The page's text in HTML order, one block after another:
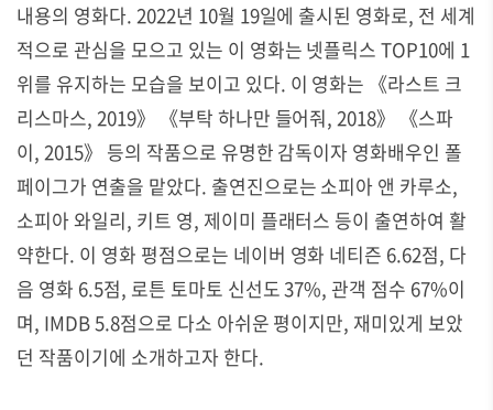
내용의 영화다. 2022년 10월 19일에 출시된 영화로, 전 세계
적으로 관심을 모으고 있는 이 영화는 넷플릭스TOP10에 1
위를 유지하는 모습을 보이고 있다. 이 영화는 《라스트 크
리스마스, 2019》 《부탁 하나만 들어줘, 2018》 《스파
이, 2015》 등의 작품으로 유명한 감독이자 영화배우인 폴
페이그가 연출을 맡았다. 출연진으로는 소피아 앤 카루소,
소피아 와일리, 키트 영, 제이미 플래터스 등이 출연하여 활
약한다. 이 영화 평점으로는 네이버 영화 네티즌 6.62점, 다
음 영화 6.5점, 로튼 토마토 신선도37%,관객 점수 67%이
며, IMDB 5.8점으로 다소 아쉬운 평이지만, 재미있게 보았
던 작품이기에 소개하고자 한다.